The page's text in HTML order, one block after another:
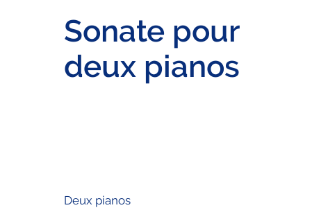
Sonate pour
deux pianos
Deux pianos